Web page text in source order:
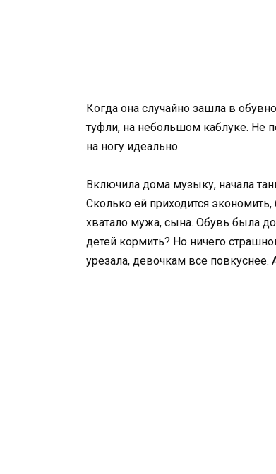
Когда она случайно зашла в
туфли, на небольшом каблуке. Не
на ногу идеально.
Включила дома музыку, начала
Сколько ей приходится
хватало мужа, сына. Обувь была
детей кормить? Но ничего
урезала, девочкам все